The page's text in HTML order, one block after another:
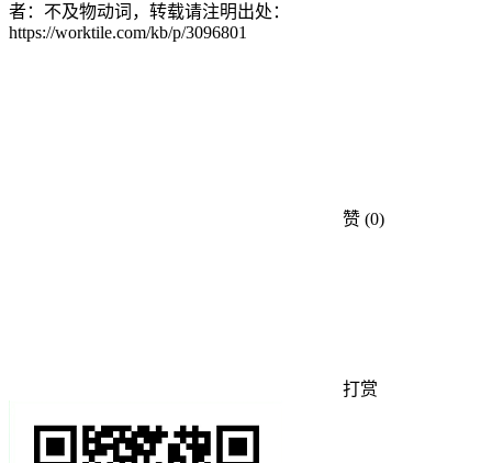
者：不及物动词，转载请注明出处：
https://worktile.com/kb/p/3096801
赞 (0)
打赏